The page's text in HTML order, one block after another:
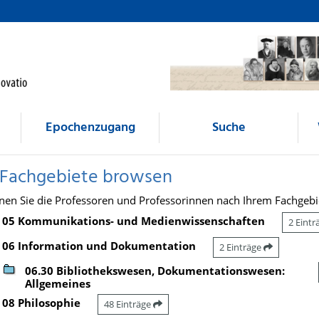
Epochenzugang Suche
browsen
Sie die Professoren und Professorinnen nach Ihrem
05 Kommunikations- und Medienwissenschaften
2
06 Information und Dokumentation 2 Einträge
06.30 Bibliothekswesen, Dokumentationswesen:
Allgemeines
08 Philosophie
48 Einträge